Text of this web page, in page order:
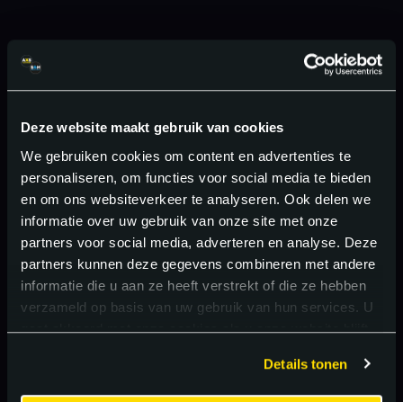
Deze website maakt gebruik van cookies
We gebruiken cookies om content en advertenties te
personaliseren, om functies voor social media te bieden
en om ons websiteverkeer te analyseren. Ook delen we
informatie over uw gebruik van onze site met onze
partners voor social media, adverteren en analyse. Deze
partners kunnen deze gegevens combineren met andere
informatie die u aan ze heeft verstrekt of die ze hebben
verzameld op basis van uw gebruik van hun services. U
gaat akkoord met onze cookies als u onze website blijft
Details tonen